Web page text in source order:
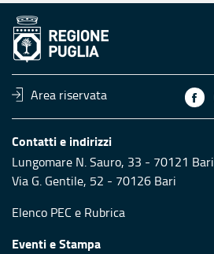
Area riservata
Contatti e indirizzi
Lungomare N. Sauro, 33 - 70121 Bari
Via G. Gentile, 52 - 70126 Bari
Elenco PEC e Rubrica
Eventi e Stampa